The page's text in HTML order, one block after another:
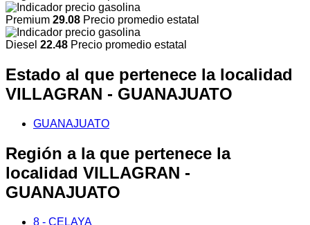
Premium 29.08 Precio promedio estatal
Diesel 22.48 Precio promedio estatal
Estado al que pertenece la localidad
VILLAGRAN - GUANAJUATO
GUANAJUATO
Región a la que pertenece la
localidad VILLAGRAN -
GUANAJUATO
8 - CELAYA